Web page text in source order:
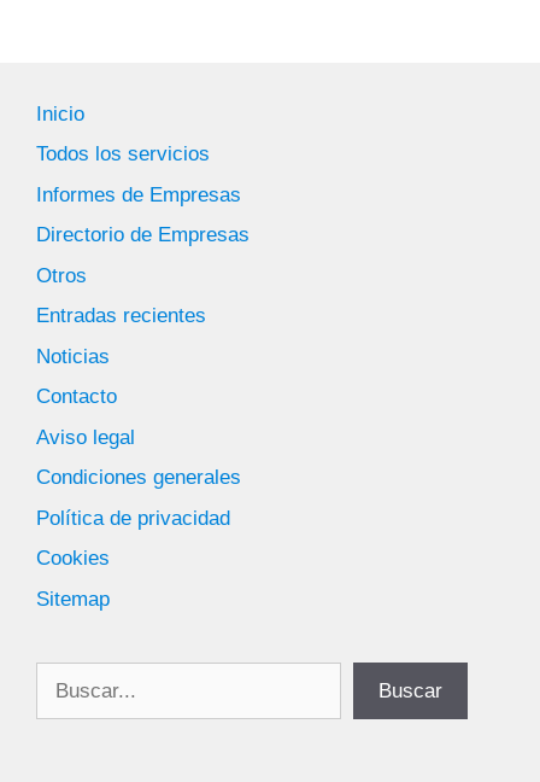
Inicio
Todos los servicios
Informes de Empresas
Directorio de Empresas
Otros
Entradas recientes
Noticias
Contacto
Aviso legal
Condiciones generales
Política de privacidad
Cookies
Sitemap
Buscar